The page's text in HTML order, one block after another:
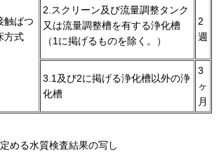
触ばつ
方式
2.スクリーン及び流量調整タンク
又は流量調整槽を有する浄化槽
（1に掲げるものを除く。）
2
週
3.1及び2に掲げる浄化槽以外の浄
化槽
3
ヶ
月
める水質検査結果の写し